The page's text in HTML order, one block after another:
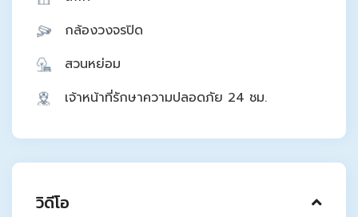
กล้องวงจรปิด
สวนหย่อม
เจ้าหน้าที่รักษาความปลอดภัย 24 ชม.
วิดีโอ